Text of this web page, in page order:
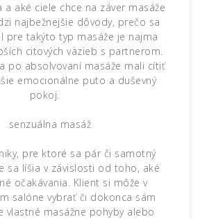
a aké ciele chce na záver masáže
najbežnejšie dôvody, prečo sa
pre takýto typ masáže je najmä
citových väzieb s partnerom.
po absolvovaní masáže mali cítiť
emocionálne puto a duševný
pokoj.
pre ktoré sa pár či samotný
sa líšia v závislosti od toho, aké
očakávania. Klient si môže v
salóne vybrať či dokonca sám
vlastné masážne pohyby alebo